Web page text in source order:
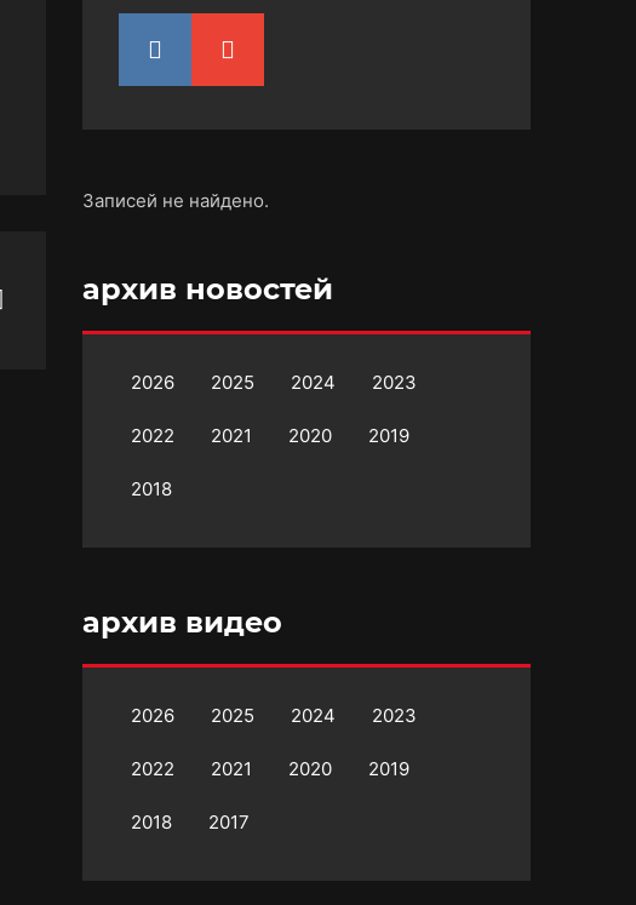
Записей не найдено.
архив новостей
2026 2025 2024 2023
2022 2021 2020 2019
2018
архив видео
2026 2025 2024 2023
2022 2021 2020 2019
2018 2017